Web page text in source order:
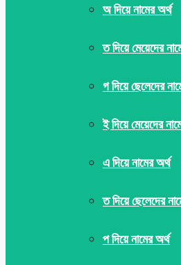
অ দিয়ে নামের অর্থ
ত দিয়ে মেয়েদের
গ দিয়ে ছেলেদের
ই দিয়ে মেয়েদের
এ দিয়ে নামের অর্থ
ত দিয়ে ছেলেদের
প দিয়ে নামের অর্থ